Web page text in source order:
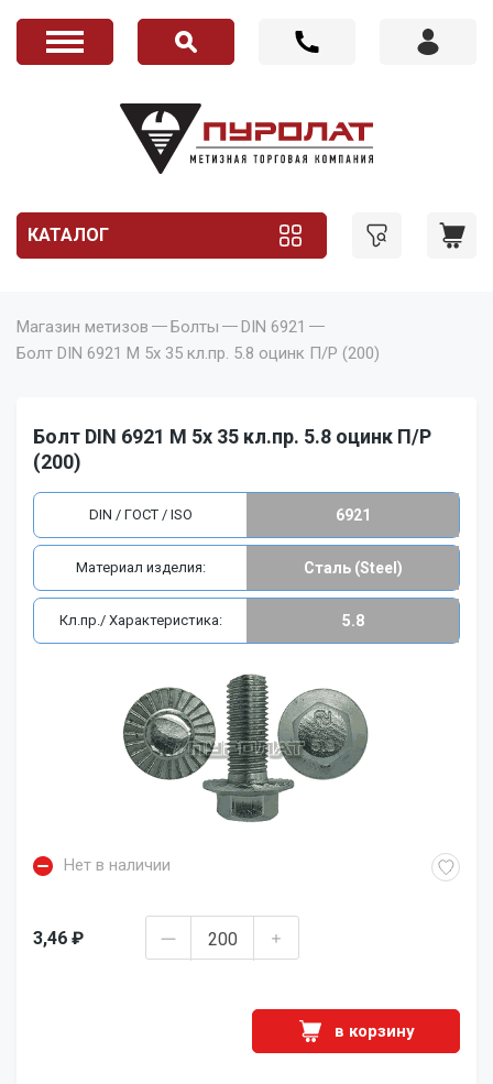
КАТАЛОГ
Магазин метизов Болты
DIN 6921
Болт DIN 6921 M 5x 35 кл.пр. 5.8 оцинк П/Р (200)
Болт DIN 6921 M 5x 35 кл.пр. 5.8 оцинк П/Р
(200)
Нет в наличии
3,46 ₽
в корзину
DIN / ГОСТ / ISO 6921
Материал изделия: Сталь (Steel)
Кл.пр./ Характеристика: 5.8